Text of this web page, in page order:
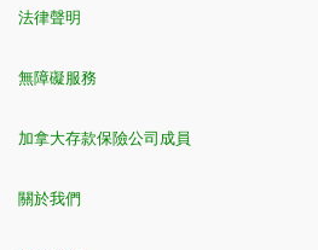
法律聲明
無障礙服務
加拿大存款保險公司成員
關於我們